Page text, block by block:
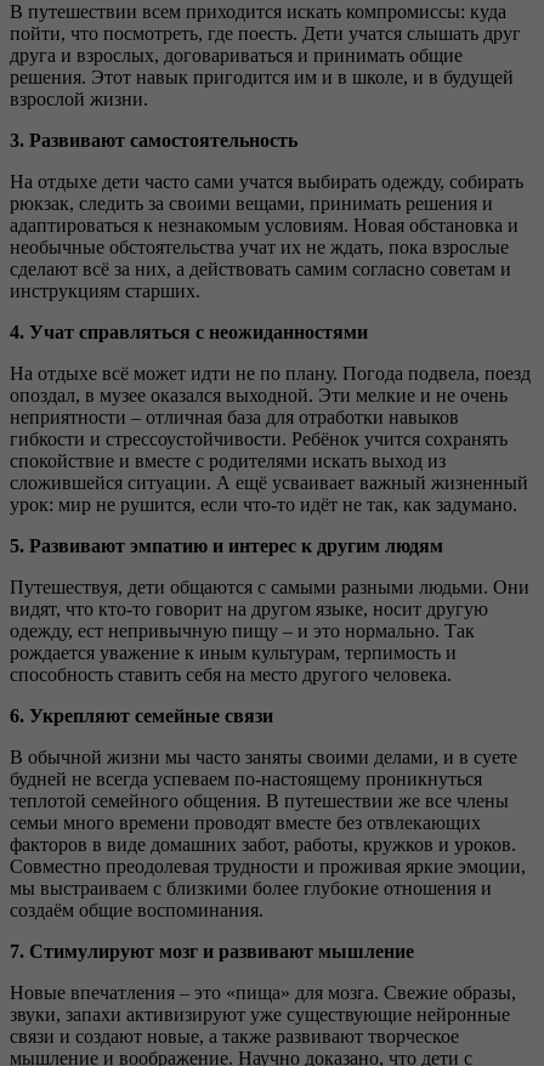
В путешествии всем приходится искать компромиссы: куда
пойти, что посмотреть, где поесть. Дети учатся слышать друг
друга и взрослых, договариваться и принимать общие
решения. Этот навык пригодится им и в школе, и в будущей
взрослой жизни.
3. Развивают самостоятельность
На отдыхе дети часто сами учатся выбирать одежду, собирать
рюкзак, следить за своими вещами, принимать решения и
адаптироваться к незнакомым условиям. Новая обстановка и
необычные обстоятельства учат их не ждать, пока взрослые
сделают всё за них, а действовать самим согласно советам и
инструкциям старших.
4. Учат справляться с неожиданностями
На отдыхе всё может идти не по плану. Погода подвела, поезд
опоздал, в музее оказался выходной. Эти мелкие и не очень
неприятности – отличная база для отработки навыков
гибкости и стрессоустойчивости. Ребёнок учится сохранять
спокойствие и вместе с родителями искать выход из
сложившейся ситуации. А ещё усваивает важный жизненный
урок: мир не рушится, если что-то идёт не так, как задумано.
5. Развивают эмпатию и интерес к другим людям
Путешествуя, дети общаются с самыми разными людьми. Они
видят, что кто-то говорит на другом языке, носит другую
одежду, ест непривычную пищу – и это нормально. Так
рождается уважение к иным культурам, терпимость и
способность ставить себя на место другого человека.
6. Укрепляют семейные связи
В обычной жизни мы часто заняты своими делами, и в суете
будней не всегда успеваем по-настоящему проникнуться
теплотой семейного общения. В путешествии же все члены
семьи много времени проводят вместе без отвлекающих
факторов в виде домашних забот, работы, кружков и уроков.
Совместно преодолевая трудности и проживая яркие эмоции,
мы выстраиваем с близкими более глубокие отношения и
создаём общие воспоминания.
7. Стимулируют мозг и развивают мышление
Новые впечатления – это «пища» для мозга. Свежие образы,
звуки, запахи активизируют уже существующие нейронные
связи и создают новые, а также развивают творческое
мышление и воображение. Научно доказано, что дети с